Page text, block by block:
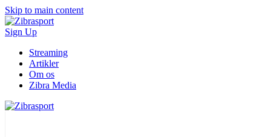
Skip to main content
Sign Up
Streaming
Artikler
Om os
Zibra Media